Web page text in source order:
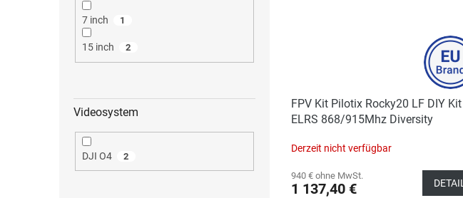
7 inch 1
15 inch 2
Videosystem
DJI O4 2
FPV Kit Pilotix Rocky20 LF DIY Kit
ELRS 868/915Mhz Diversity
Derzeit nicht verfügbar
940 € ohne MwSt.
1 137,40 € DETAIL